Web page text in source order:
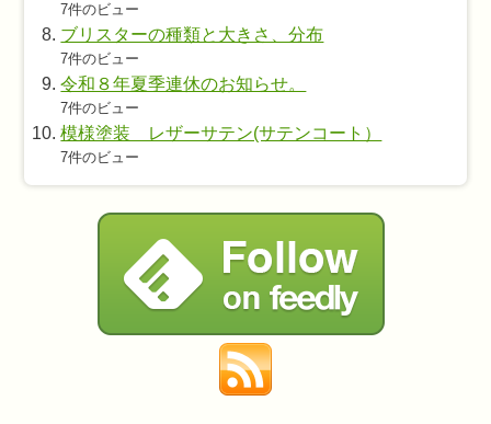
7件のビュー
ブリスターの種類と大きさ、分布
7件のビュー
令和８年夏季連休のお知らせ。
7件のビュー
模様塗装 レザーサテン(サテンコート）
7件のビュー